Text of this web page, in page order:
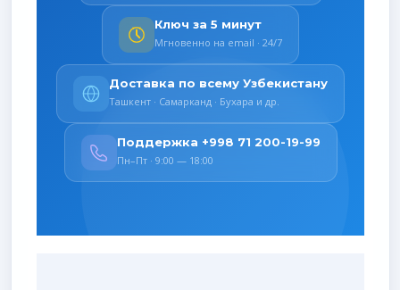
Ключ за 5 минут
Мгновенно на email · 24/7
Доставка по всему Узбекистану
Ташкент · Самарканд · Бухара и др.
Поддержка +998 71 200-19-99
Пн–Пт · 9:00 — 18:00